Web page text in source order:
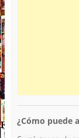
¿Cómo puede